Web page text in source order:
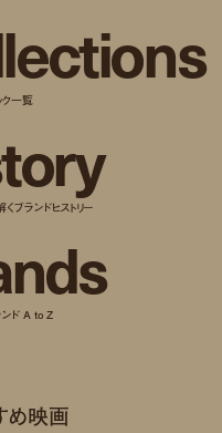
lections
ク一覧
tory
ブランドヒストリー
nds
ンド A to Z
め映画